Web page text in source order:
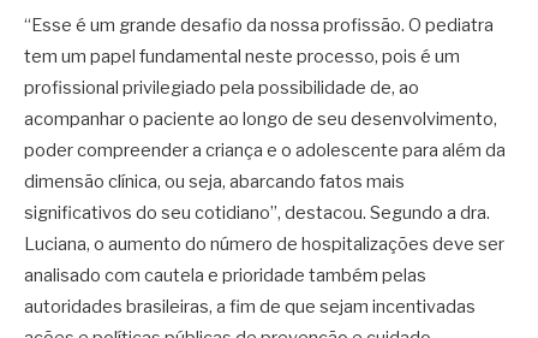
“Esse é um grande desafio da nossa profissão. O pediatra
tem um papel fundamental neste processo, pois é um
profissional privilegiado pela possibilidade de, ao
acompanhar o paciente ao longo de seu desenvolvimento,
poder compreender a criança e o adolescente para além da
dimensão clínica, ou seja, abarcando fatos mais
significativos do seu cotidiano”, destacou. Segundo a dra.
Luciana, o aumento do número de hospitalizações deve ser
analisado com cautela e prioridade também pelas
autoridades brasileiras, a fim de que sejam incentivadas